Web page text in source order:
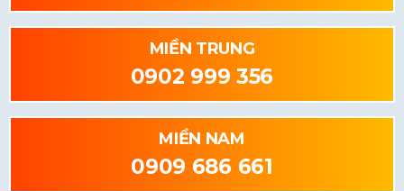
MIỀN TRUNG
0902 999 356
MIỀN NAM
0909 686 661